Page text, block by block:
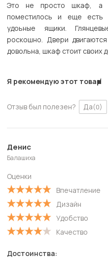
Это не просто шкаф, а
поместилось и еще есть
удоьные ящики.
роскошно. Двери
довольна, шкаф стоит своих
Я рекомендую этот товар
Отзыв был полезен? Да(0)
Денис
Балашиха
Оценки
Впечатление
Дизайн
Удобство
Качество
Достоинства: